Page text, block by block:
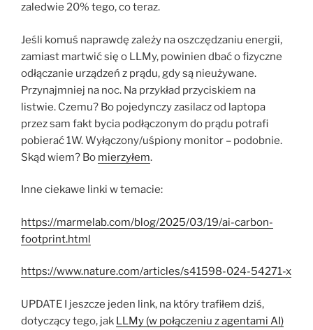
zaledwie 20% tego, co teraz.
Jeśli komuś naprawdę zależy na oszczędzaniu energii,
zamiast martwić się o LLMy, powinien dbać o fizyczne
odłączanie urządzeń z prądu, gdy są nieużywane.
Przynajmniej na noc. Na przykład przyciskiem na
listwie. Czemu? Bo pojedynczy zasilacz od laptopa
przez sam fakt bycia podłączonym do prądu potrafi
pobierać 1W. Wyłączony/uśpiony monitor – podobnie.
Skąd wiem? Bo mierzyłem.
Inne ciekawe linki w temacie:
https://marmelab.com/blog/2025/03/19/ai-carbon-
footprint.html
https://www.nature.com/articles/s41598-024-54271-x
UPDATE I jeszcze jeden link, na który trafiłem dziś,
dotyczący tego, jak LLMy (w połączeniu z agentami AI)